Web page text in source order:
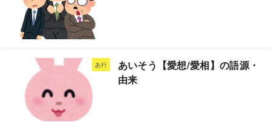
あ行
あいそう【愛想/愛相】の語源・
由来